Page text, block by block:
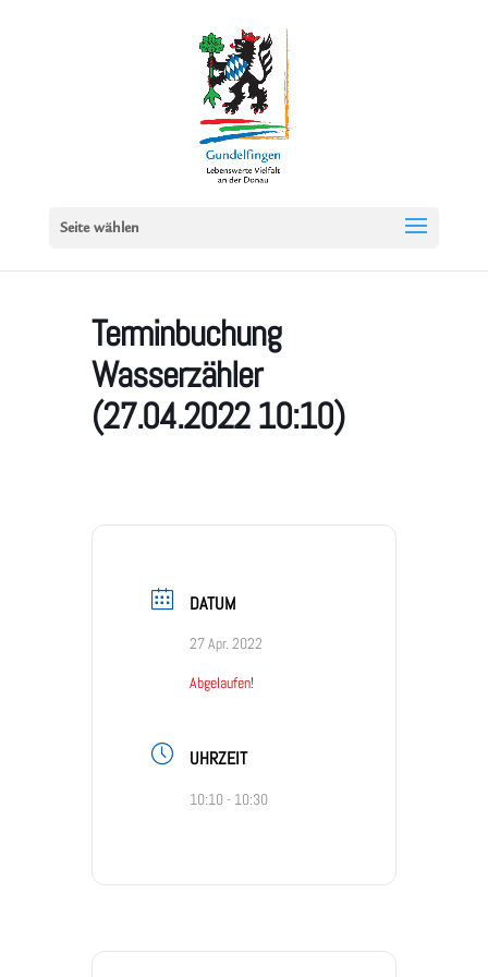
Seite wählen
Terminbuchung
Wasserzähler
(27.04.2022 10:10)
DATUM
27 Apr. 2022
Abgelaufen!
UHRZEIT
10:10 - 10:30